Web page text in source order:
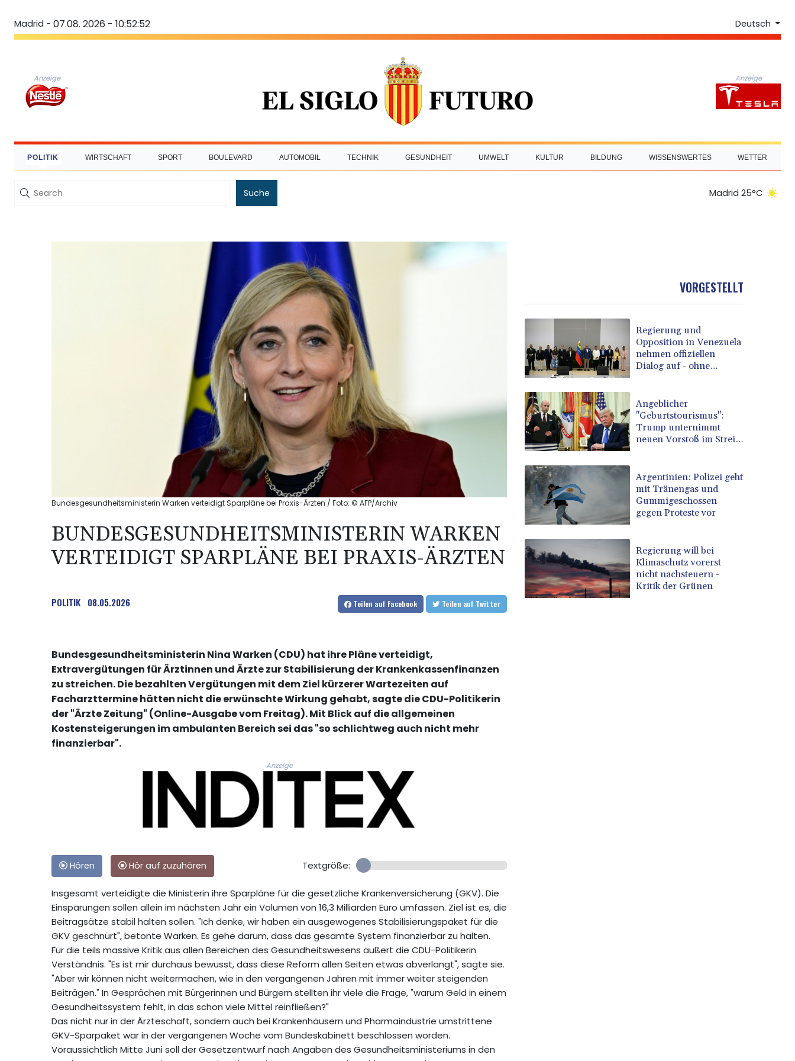
Madrid - 07.08. 2026 - 10:52:52 Deutsch
Anzeige Anzeige
POLITIK WIRTSCHAFT SPORT BOULEVARD AUTOMOBIL TECHNIK GESUNDHEIT UMWELT KULTUR BILDUNG WISSENSWERTES WETTER
Suche Madrid 25°C
Bundesgesundheitsministerin Warken verteidigt Sparpläne bei Praxis-Ärzten / Foto: © AFP/Archiv
BUNDESGESUNDHEITSMINISTERIN WARKEN
VERTEIDIGT SPARPLÄNE BEI PRAXIS-ÄRZTEN
POLITIK 08.05.2026 Teilen auf Facebook Teilen auf Twitter
Bundesgesundheitsministerin Nina Warken (CDU) hat ihre Pläne verteidigt,
Extravergütungen für Ärztinnen und Ärzte zur Stabilisierung der Krankenkassenfinanzen
zu streichen. Die bezahlten Vergütungen mit dem Ziel kürzerer Wartezeiten auf
Facharzttermine hätten nicht die erwünschte Wirkung gehabt, sagte die CDU-Politikerin
der "Ärzte Zeitung" (Online-Ausgabe vom Freitag). Mit Blick auf die allgemeinen
Kostensteigerungen im ambulanten Bereich sei das "so schlichtweg auch nicht mehr
finanzierbar".
Anzeige
Hören Hör auf zuzuhören Textgröße:
Insgesamt verteidigte die Ministerin ihre Sparpläne für die gesetzliche Krankenversicherung (GKV). Die
Einsparungen sollen allein im nächsten Jahr ein Volumen von 16,3 Milliarden Euro umfassen. Ziel ist es, die
Beitragsätze stabil halten sollen. "Ich denke, wir haben ein ausgewogenes Stabilisierungspaket für die
GKV geschnürt", betonte Warken. Es gehe darum, dass das gesamte System finanzierbar zu halten.
Für die teils massive Kritik aus allen Bereichen des Gesundheitswesens äußert die CDU-Politikerin
Verständnis. "Es ist mir durchaus bewusst, dass diese Reform allen Seiten etwas abverlangt", sagte sie.
"Aber wir können nicht weitermachen, wie in den vergangenen Jahren mit immer weiter steigenden
Beiträgen." In Gesprächen mit Bürgerinnen und Bürgern stellten ihr viele die Frage, "warum Geld in einem
Gesundheitssystem fehlt, in das schon viele Mittel reinfließen?"
Das nicht nur in der Ärzteschaft, sondern auch bei Krankenhäusern und Pharmaindustrie umstrittene
GKV-Sparpaket war in der vergangenen Woche vom Bundeskabinett beschlossen worden.
Voraussichtlich Mitte Juni soll der Gesetzentwurf nach Angaben des Gesundheitsministeriums in den
VORGESTELLT
Regierung und
Opposition in Venezuela
nehmen offiziellen
Dialog auf - ohne
Angeblicher
"Geburtstourismus":
Trump unternimmt
neuen Vorstoß im Streit
Argentinien: Polizei geht
mit Tränengas und
Gummigeschossen
gegen Proteste vor
Regierung will bei
Klimaschutz vorerst
nicht nachsteuern -
Kritik der Grünen